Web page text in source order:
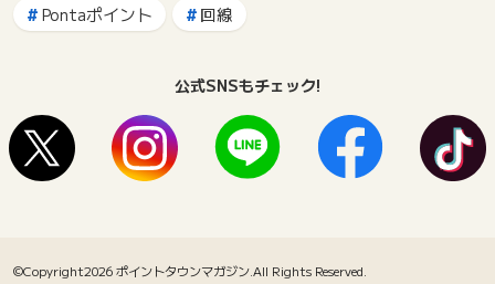
Pontaポイント
回線
公式SNSもチェック!
©Copyright2026ポイントタウンマガジン.All Rights Reserved.